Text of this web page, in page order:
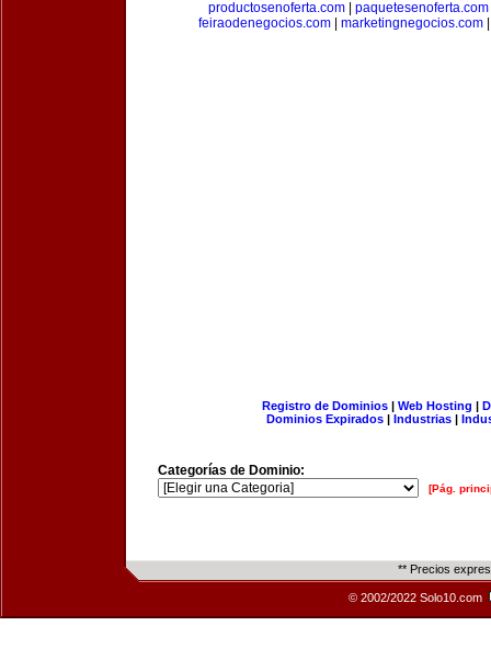
productosenoferta.com| paquetesenoferta.com
feiraodenegocios.com
marketingnegocios.com
Registro de Dominios| Web Hosting |
Dominios Expirados | Industrias |
Categorías de Dominio:
[Pág.
** Precios
© 2002/2022 Solo10.com